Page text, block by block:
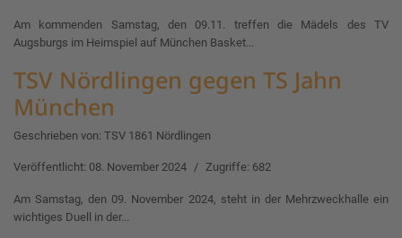
Am kommenden Samstag, den 09.11. treffen die Mädels des TV
Augsburgs im Heimspiel auf München Basket...
TSV Nördlingen gegen TS Jahn
München
Geschrieben von: TSV 1861 Nördlingen
Veröffentlicht: 08. November 2024 Zugriffe: 682
Am Samstag, den 09. November 2024, steht in der Mehrzweckhalle ein
wichtiges Duell in der...